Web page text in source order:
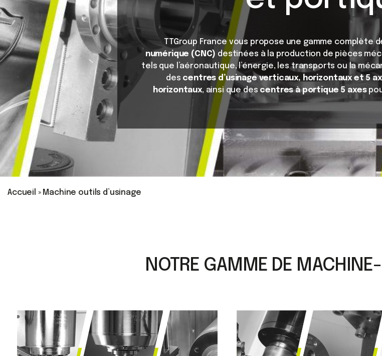
TTGroup France vous propose une gamme complète
numérique (CNC) destinées à la production de pièces
tels que l’aéronautique, l’énergie, les transports ou la
des centres d’usinage verticaux, horizontaux et 5
horizontaux, ainsi que des centres à portique 5 axes
Accueil » Machine outils d’usinage
NOTRE GAMME DE